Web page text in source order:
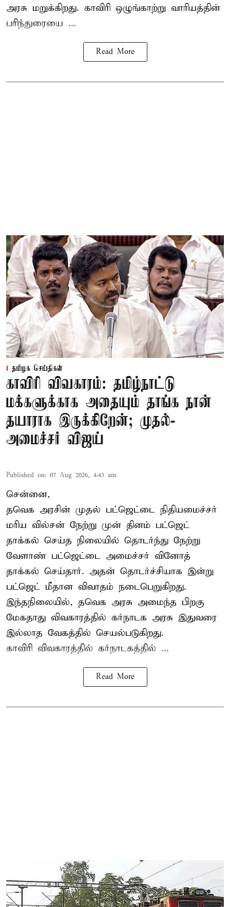
அரசு மறுக்கிறது. காவிரி ஒழுங்காற்று வாரியத்தின்
பரிந்துரையை ...
Read More
தமிழக செய்திகள்
காவிரி விவகாரம்: தமிழ்நாட்டு
மக்களுக்காக அதையும் தாங்க நான்
தயாராக இருக்கிறேன்; முதல்-
அமைச்சர் விஜய்
Published on: 07 Aug 2026, 4:43 am
சென்னை,
தவெக அரசின் முதல் பட்ஜெட்டை நிதியமைச்சர்
மரிய வில்சன் நேற்று முன் தினம் பட்ஜெட்
தாக்கல் செய்த நிலையில் தொடர்ந்து நேற்று
வேளாண் பட்ஜெட்டை அமைச்சர் வினோத்
தாக்கல் செய்தார். அதன் தொடர்ச்சியாக இன்று
பட்ஜெட் மீதான விவாதம் நடைபெறுகிறது.
இந்தநிலையில், தவெக அரசு அமைந்த பிறகு
மேகதாது விவகாரத்தில் கர்நாடக அரசு இதுவரை
இல்லாத வேகத்தில் செயல்படுகிறது.
காவிரி விவகாரத்தில் கர்நாடகத்தில் ...
Read More